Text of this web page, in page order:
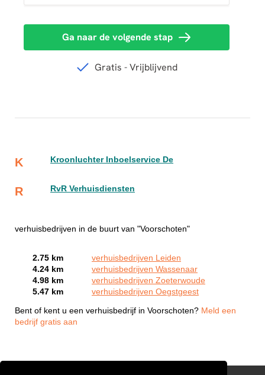
K Kroonluchter Inboelservice De
R RvR Verhuisdiensten
verhuisbedrijven in de buurt van "Voorschoten"
2.75 km
verhuisbedrijven Leiden
4.24 km
verhuisbedrijven Wassenaar
4.98 km
verhuisbedrijven Zoeterwoude
5.47 km
verhuisbedrijven Oegstgeest
Bent of kent u een verhuisbedrijf in Voorschoten? Meld een
bedrijf gratis aan